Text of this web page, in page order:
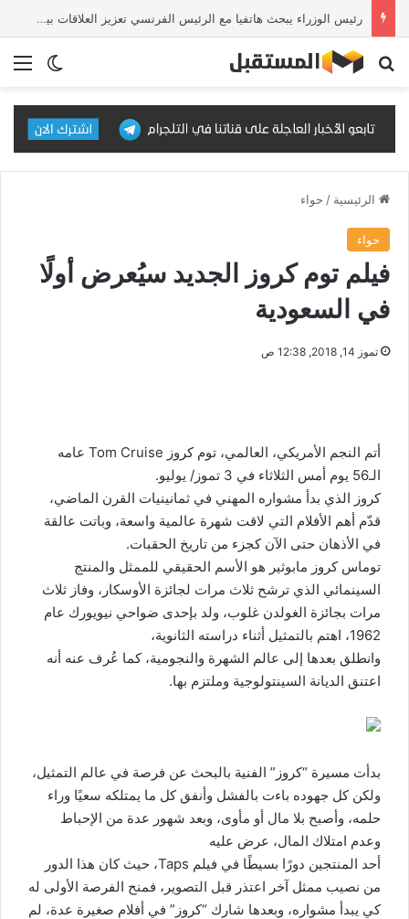
رئيس الوزراء يبحث هاتفيا مع الرئيس الفرنسي تعزيز العلاقات بين البلدين والتطورات الإقليمية
الوضع بحث عن
الرئيسية / حواء
حواء
فيلم توم كروز الجديد سيُعرض أولًا
في السعودية
تموز 14, 2018, 12:38 ص
أتم النجم الأمريكي، العالمي، توم كروز Tom Cruise عامه
الـ56 يوم أمس الثلاثاء في 3 تموز/ يوليو.
كروز الذي بدأ مشواره المهني في ثمانينيات القرن الماضي،
قدّم أهم الأفلام التي لاقت شهرة عالمية واسعة، وباتت عالقة
في الأذهان حتى الآن كجزء من تاريخ الحقبات.
توماس كروز مابوثير هو الأسم الحقيقي للممثل والمنتج
السينمائي الذي ترشح ثلاث مرات لجائزة الأوسكار، وفاز ثلاث
مرات بجائزة الغولدن غلوب، ولد بإحدى ضواحي نيويورك عام
1962، اهتم بالتمثيل أثناء دراسته الثانوية،
وانطلق بعدها إلى عالم الشهرة والنجومية، كما عُرف عنه أنه
اعتنق الديانة السينتولوجية وملتزم بها.
بدأت مسيرة “كروز” الفنية بالبحث عن فرصة في عالم التمثيل،
ولكن كل جهوده باءت بالفشل وأنفق كل ما يمتلكه سعيًا وراء
حلمه، وأصبح بلا مال أو مأوى، وبعد شهور عدة من الإحباط
وعدم امتلاك المال، عرض عليه
أحد المنتجين دورًا بسيطًا في فيلم Taps، حيث كان هذا الدور
من نصيب ممثل آخر اعتذر قبل التصوير، فمنح الفرصة الأولى له
كي يبدأ مشواره، وبعدها شارك “كروز” في أفلام صغيرة عدة، لم